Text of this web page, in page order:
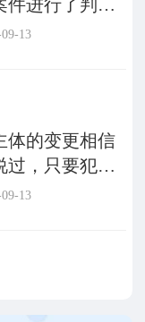
件进行了判决
当事人一方
的。那么，
什么?然后
13
体的变更相信
过，只要犯罪
讼一审的判
诉是启动第
13